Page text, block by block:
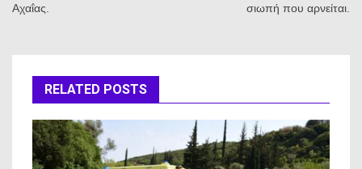
Αχαΐας.
σιωπή που αρνείται.
RELATED POSTS